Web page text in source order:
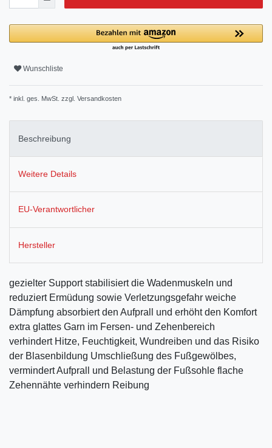
Wunschliste
* inkl. ges. MwSt. zzgl. Versandkosten
Beschreibung
Weitere Details
EU-Verantwortlicher
Hersteller
gezielter Support stabilisiert die Wadenmuskeln und
reduziert Ermüdung sowie Verletzungsgefahr weiche
Dämpfung absorbiert den Aufprall und erhöht den Komfort
extra glattes Garn im Fersen- und Zehenbereich
verhindert Hitze, Feuchtigkeit, Wundreiben und das Risiko
der Blasenbildung Umschließung des Fußgewölbes,
vermindert Aufprall und Belastung der Fußsohle flache
Zehennähte verhindern Reibung